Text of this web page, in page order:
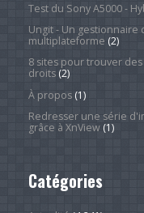
Test du Sony A5000 -
Ungit - Un
multiplateforme (2)
8 sites pour trouver
droits(2)
À propos(1)
Redresser une série
grâce à XnView(1)
Catégories